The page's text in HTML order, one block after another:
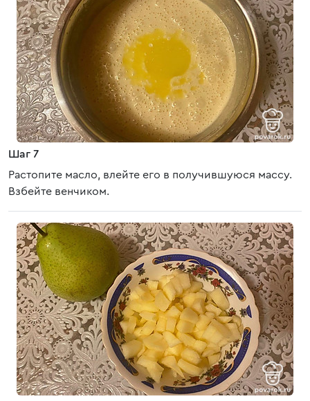
Шаг 7
Растопите масло, влейте его в получившуюся массу.
Взбейте венчиком.